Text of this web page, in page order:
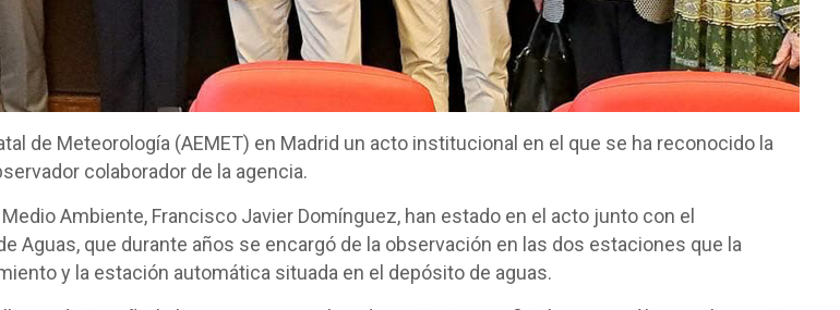
de Meteorología (AEMET) en Madrid un acto institucional en el que se ha reconocido la
colaborador de la agencia.
Ambiente, Francisco Javier Domínguez, han estado en el acto junto con el
Aguas, que durante años se encargó de la observación en las dos estaciones que la
y la estación automática situada en el depósito de aguas.